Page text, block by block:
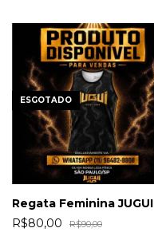
ESGOTADO
Regata Feminina JUGUI
R$80,00
R$90,00